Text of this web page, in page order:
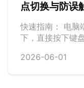
点切换与防误
快速指南： 电脑
下，直接按下键
2026-06-01